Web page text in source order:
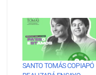
SANTO TOMÁS COPIAPÓ